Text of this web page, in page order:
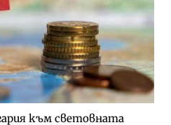
към световната